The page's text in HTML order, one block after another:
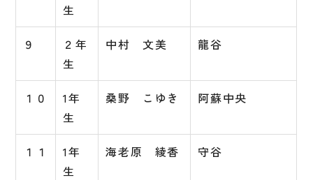
生
９
２年
生
中村 文美 龍谷
１０
1年
生
桑野 こゆき 阿蘇中央
１１
1年
生
海老原 綾香 守谷